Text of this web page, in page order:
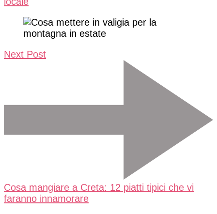
Next Post
Cosa mangiare a Creta: 12 piatti tipici che vi
faranno innamorare